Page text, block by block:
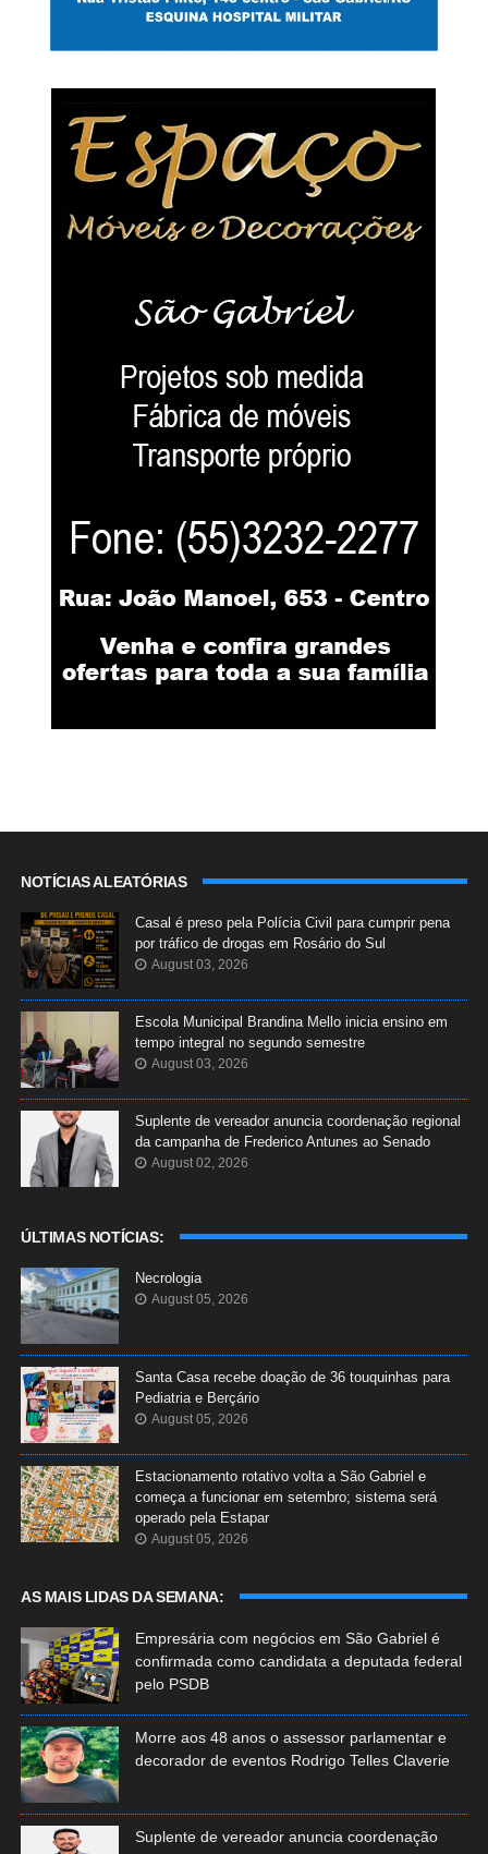
NOTÍCIAS ALEATÓRIAS
Casal é preso pela Polícia Civil para cumprir pena
por tráfico de drogas em Rosário do Sul
August 03, 2026
Escola Municipal Brandina Mello inicia ensino em
tempo integral no segundo semestre
August 03, 2026
Suplente de vereador anuncia coordenação regional
da campanha de Frederico Antunes ao Senado
August 02, 2026
ÚLTIMAS NOTÍCIAS:
Necrologia
August 05, 2026
Santa Casa recebe doação de 36 touquinhas para
Pediatria e Berçário
August 05, 2026
Estacionamento rotativo volta a São Gabriel e
começa a funcionar em setembro; sistema será
operado pela Estapar
August 05, 2026
AS MAIS LIDAS DA SEMANA:
Empresária com negócios em São Gabriel é
confirmada como candidata a deputada federal
pelo PSDB
Morre aos 48 anos o assessor parlamentar e
decorador de eventos Rodrigo Telles Claverie
Suplente de vereador anuncia coordenação